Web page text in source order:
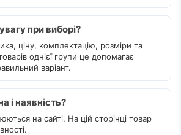
при виборі?
ціну, комплектацію, розміри та
однієї групи це допомагає
варіант.
і наявність?
на сайті. На цій сторінці товар